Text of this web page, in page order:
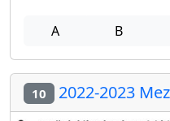
A B
10 2022-2023